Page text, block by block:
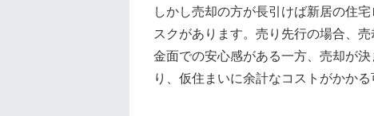
しかし売却の方が長引けば新居の住
スクがあります。売り先行の場合、
金面での安心感がある一方、売却が
り、仮住まいに余計なコストがかかる